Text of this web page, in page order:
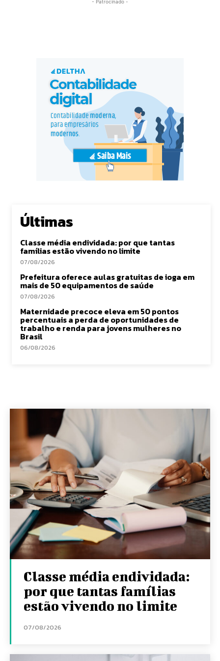
- Patrocinado -
Últimas
Classe média endividada: por que tantas
famílias estão vivendo no limite
07/08/2026
Prefeitura oferece aulas gratuitas de ioga em
mais de 50 equipamentos de saúde
07/08/2026
Maternidade precoce eleva em 50 pontos
percentuais a perda de oportunidades de
trabalho e renda para jovens mulheres no
Brasil
06/08/2026
Classe média endividada:
por que tantas famílias
estão vivendo no limite
07/08/2026